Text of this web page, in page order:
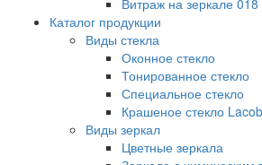
Витраж на зеркале 018
Каталог продукции
Виды стекла
Оконное стекло
Тонированное стекло
Специальное стекло
Крашеное стекло
Виды зеркал
Цветные зеркала